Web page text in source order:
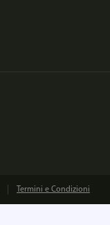
Termini e Condizioni